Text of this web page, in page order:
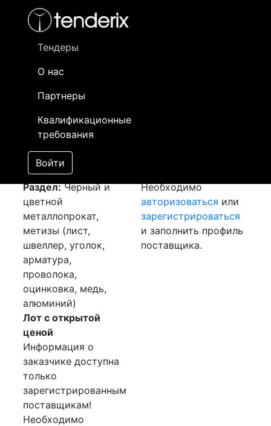
Тендеры
О нас
Партнеры
Квалификационные
требования
Войти
- активный лот
- сохраненный лот (не опубликован)
Закупка: Лист хк
[Завершен]
Лот №:
АУКЦИОН (покупка
товара)
Раздел:Черный и
цветной
металлопрокат,
метизы (лист,
швеллер, уголок,
арматура,
проволока,
оцинковка, медь,
алюминий)
Лот с открытой
ценой
Информация о
заказчике доступна
только
зарегистрированным
поставщикам!
Необходимо
Необходимо
авторизоваться или
зарегистрироваться
и заполнить профиль
поставщика.